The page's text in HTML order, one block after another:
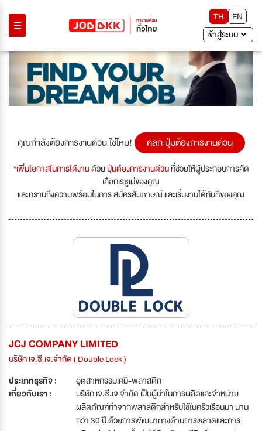
TH
EN
เข้าสู่ระบบ
คุณกำลังต้องการงานด่วน ใช่ไหม! คลิก ปุ่มต้องการงานด่วน
*เพิ่มโอกาสในการได้งานด้วยปุ่มต้องการงานด่วนที่ช่วยให้ผู้ประกอบการคัด
เลือกเรซูเม่ของคุณ
และทราบถึงความพร้อมในการ สมัครสัมภาษณ์ และเริ่มงานได้ทันทีของคุณ
JCJ COMPANY LIMITED
บริษัท เจ.ซี.เจ.จำกัด ( Double Lock )
ประเภทธุรกิจ :
อุตสาหกรรมเคมี-พลาสติก
เกี่ยวกับเรา :
บริษัท เจ.ซี.เจ จำกัด เป็นผู้นำในการผลิตและจำหน่าย
ผลิตภัณฑ์ทำจากพลาสติกสำหรับใช้ในครัวเรือนมา นาน
กว่า 30 ปี ด้วยการพัฒนาทางด้านการตลาดและการ